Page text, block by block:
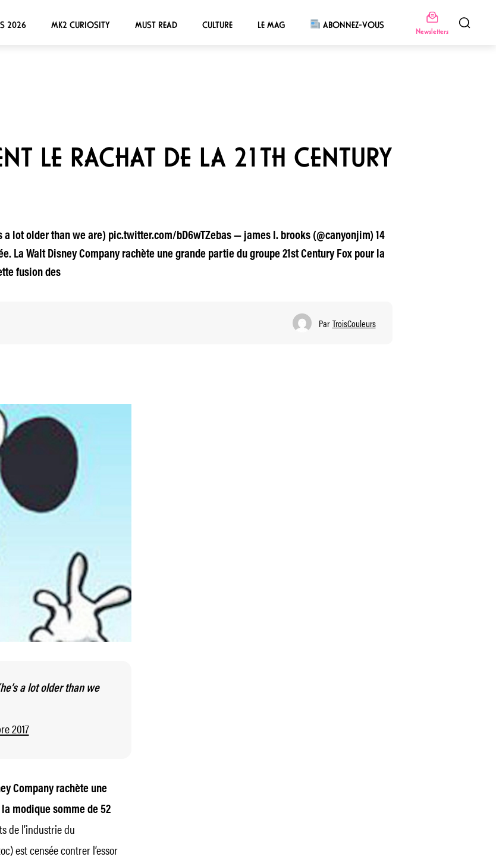
2026 MK2 CURIOSITY MUST READ CULTURE LE MAG ABONNEZ-VOUS
Newsletters
LE RACHAT DE LA 21TH CENTURY
a lot older than we are) pic.twitter.com/bD6wTZebas — james l. brooks (@canyonjim) 14
La Walt Disney Company rachète une grande partie du groupe 21st Century Fox pour la
fusion des
Par TroisCouleurs
a lot older than we
2017
Company rachète une
modique somme de 52
de l’industrie du
est censée contrer l’essor